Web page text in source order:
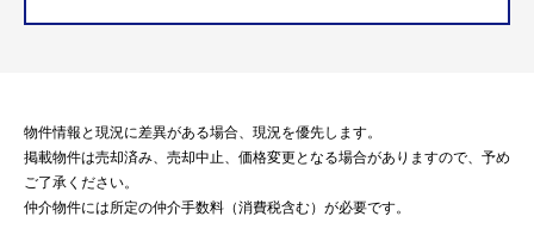
物件情報と現況に差異がある場合、現況を優先します。
掲載物件は売却済み、売却中止、価格変更となる場合がありますので、予め
ご了承ください。
仲介物件には所定の仲介手数料（消費税含む）が必要です。